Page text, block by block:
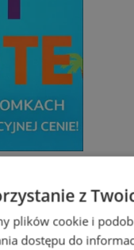
w
z
plików cookie i
dostępu do